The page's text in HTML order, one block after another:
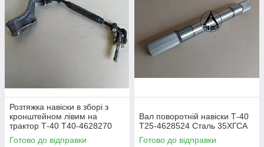
Розтяжка навіски в зборі з
кронштейном лівим на
трактор Т-40 Т40-4628270
Готово до відправки
Вал поворотній навіски Т-40
Т25-4628524 Сталь 35ХГСА
Готово до відправки